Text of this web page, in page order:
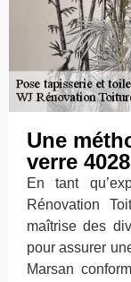
Une
verre
En tant
Rénovation
maîtrise des
pour assurer
Marsan